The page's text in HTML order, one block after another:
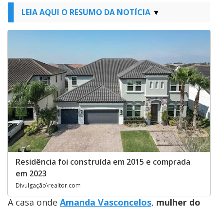
LEIA AQUI O RESUMO DA NOTÍCIA
Residência foi construída em 2015 e comprada
em 2023
Divulgação\realtor.com
A casa onde Amanda Vasconcelos, mulher do